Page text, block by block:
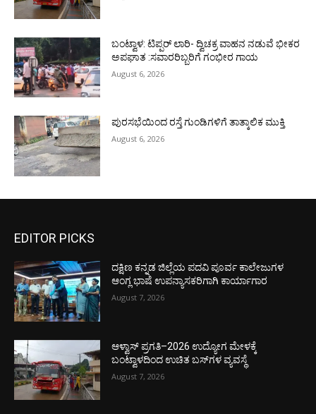
ಬಂಟ್ವಾಳ: ಟಿಪ್ಪರ್ ಲಾರಿ- ದ್ವಿಚಕ್ರ ವಾಹನ ನಡುವೆ ಭೀಕರ
ಅಪಘಾತ :ಸವಾರರಿಬ್ಬರಿಗೆ ಗಂಭೀರ ಗಾಯ
August 6, 2026
ಪುರಸಭೆಯಿಂದ ರಸ್ತೆ ಗುಂಡಿಗಳಿಗೆ ತಾತ್ಕಾಲಿಕ ಮುಕ್ತಿ
August 6, 2026
EDITOR PICKS
ದಕ್ಷಿಣ ಕನ್ನಡ ಜಿಲ್ಲೆಯ ಪದವಿ ಪೂರ್ವ ಕಾಲೇಜುಗಳ
ಆಂಗ್ಲ ಭಾಷೆ ಉಪನ್ಯಾಸಕರಿಗಾಗಿ ಕಾರ್ಯಾಗಾರ
August 7, 2026
ಆಳ್ವಾಸ್ ಪ್ರಗತಿ–2026 ಉದ್ಯೋಗ ಮೇಳಕ್ಕೆ
ಬಂಟ್ವಾಳದಿಂದ ಉಚಿತ ಬಸ್‌ಗಳ ವ್ಯವಸ್ಥೆ
August 7, 2026